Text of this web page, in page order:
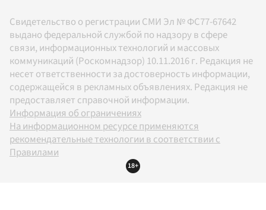
Свидетельство о регистрации СМИ Эл № ФС77-67642
выдано федеральной службой по надзору в сфере
связи, информационных технологий и массовых
коммуникаций (Роскомнадзор) 10.11.2016 г. Редакция не
несет ответственности за достоверность информации,
содержащейся в рекламных объявлениях. Редакция не
предоставляет справочной информации.
Информация об ограничениях
На информационном ресурсе применяются
рекомендательные технологии в соответствии с
Правилами
18+